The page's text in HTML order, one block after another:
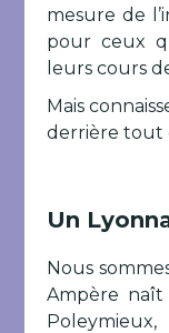
mesure de
pour ceux
leurs cours
Mais
derrière tout
Un
Nous
Ampère naît